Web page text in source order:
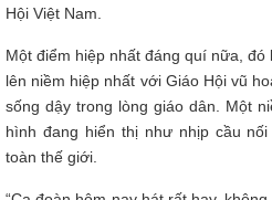
Hội Việt Nam.
Một điểm hiệp nhất đáng quí nữa, đó
lên niềm hiệp nhất với Giáo Hội vũ
sống dậy trong lòng giáo dân. Một
hình đang hiển thị như nhịp cầu
toàn thế giới.